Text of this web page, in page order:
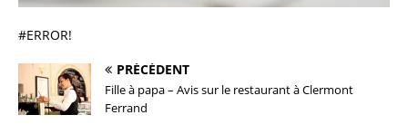
#ERROR!
PRÉCÉDENT
Fille à papa – Avis sur le restaurant à Clermont
Ferrand